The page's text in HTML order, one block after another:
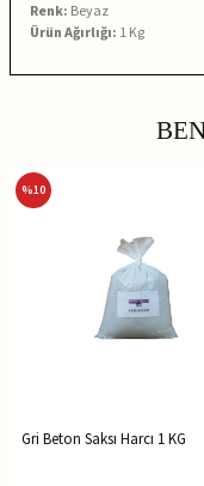
Renk: Beyaz
Ürün Ağırlığı: 1 Kg
%10
Gri Beton Saksı Harcı 1 KG